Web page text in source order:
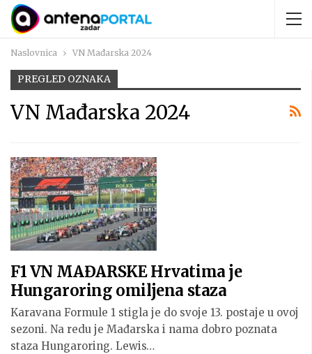
Naslovnica VN Mađarska 2024
PREGLED OZNAKA
VN Mađarska 2024
F1 VN MAĐARSKE Hrvatima je
Hungaroring omiljena staza
Karavana Formule 1 stigla je do svoje 13. postaje u ovoj
sezoni. Na redu je Mađarska i nama dobro poznata
staza Hungaroring. Lewis…